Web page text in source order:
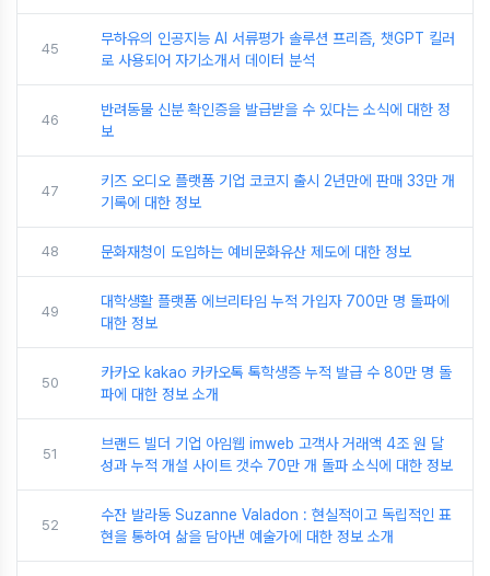
45
무하유의 인공지능 AI 서류평가 솔루션 프리즘, 챗GPT 킬러
로 사용되어 자기소개서 데이터 분석
46
반려동물 신분 확인증을 발급받을 수 있다는 소식에 대한 정
보
47
키즈 오디오 플랫폼 기업 코코지 출시 2년만에 판매 33만 개
기록에 대한 정보
48 문화재청이 도입하는 예비문화유산 제도에 대한 정보
49
대학생활 플랫폼 에브리타임 누적 가입자 700만 명 돌파에
대한 정보
50
카카오 kakao 카카오톡 톡학생증 누적 발급 수 80만 명 돌
파에 대한 정보 소개
51
브랜드 빌더 기업 아임웹 imweb 고객사 거래액 4조 원 달
성과 누적 개설 사이트 갯수 70만 개 돌파 소식에 대한 정보
52
수잔 발라동 Suzanne Valadon : 현실적이고 독립적인 표
현을 통하여 삶을 담아낸 예술가에 대한 정보 소개